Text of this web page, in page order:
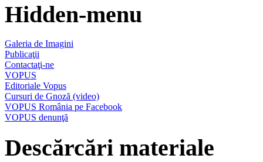
Hidden-menu
Galeria de Imagini
Publicaţii
Contactaţi-ne
VOPUS
Editoriale Vopus
Cursuri de Gnoză (video)
VOPUS România pe Facebook
VOPUS denunţă
Descărcări materiale